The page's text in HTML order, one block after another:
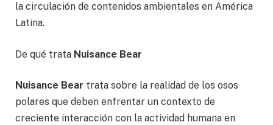
la circulación de contenidos ambientales en América
Latina.
De qué trata Nuisance Bear
Nuisance Bear trata sobre la realidad de los osos
polares que deben enfrentar un contexto de
creciente interacción con la actividad humana en